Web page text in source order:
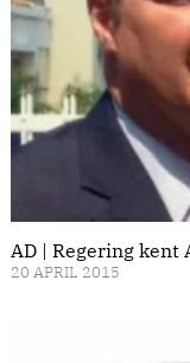
AD | Regering kent
20 APRIL 2015